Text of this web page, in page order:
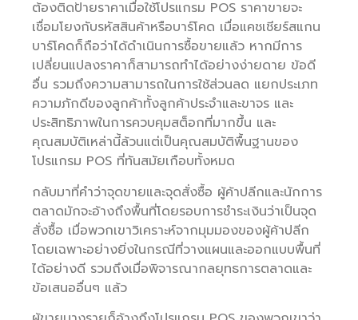
ต้องติดป้ายราคาเมื่อใช้โปรแกรม POS ราคาขายจะ
เชื่อมโยงกับรหัสสินค้าหรือบาร์โคด เมื่อแคชเชียร์สแกน
บาร์โคดก็ถือว่าได้ดำเนินการซื้อขายแล้ว หากมีการ
เปลี่ยนแปลงราคาก็สามารถทำได้อย่างง่ายดาย ข้อดี
อื่น รวมถึงความสามารถในการใช้ส่วนลด แยกประเภท
ความภักดีของลูกค้าทั้งลูกค้าประจำและขาจร และ
ประสิทธิภาพในการควบคุมสต็อกที่มากขึ้น และ
คุณสมบัติเหล่านี้ล้วนแต่เป็นคุณสมบัติพื้นฐานของ
โปรแกรม POS ที่ทันสมัยเกือบทั้งหมด
กลับมาที่คำว่าจุดขายและจุดสั่งซื้อ ผู้ค้าปลีกและนักการ
ตลาดมักจะอ้างถึงพื้นที่โดยรอบการชำระเงินว่าเป็นจุด
สั่งซื้อ เมื่อพวกเขาวิเคราะห์จากมุมมองของผู้ค้าปลีก
โดยเฉพาะอย่างยิ่งในกรณีที่วางแผนและออกแบบพื้นที่
ได้อย่างดี รวมถึงเมื่อพิจารณากลยุทธการตลาดและ
ข้อเสนออื่นๆ แล้ว